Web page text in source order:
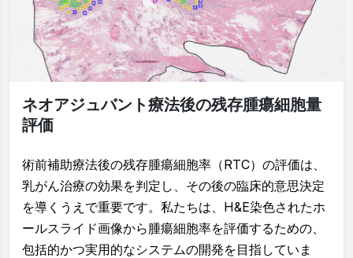
ネオアジュバント療法後の残存腫瘍細胞量
評価
術前補助療法後の残存腫瘍細胞率（RTC）の評価は、
乳がん治療の効果を判定し、その後の臨床的意思決定
を導くうえで重要です。私たちは、H&E染色されたホ
ールスライド画像から腫瘍細胞率を評価するための、
包括的かつ実用的なシステムの開発を目指していま